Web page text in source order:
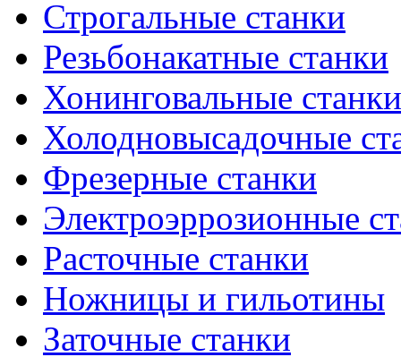
Строгальные станки
Резьбонакатные станки
Хонинговальные станки
Холодновысадочные
Фрезерные станки
Электроэррозионные
Расточные станки
Ножницы и гильотины
Заточные станки